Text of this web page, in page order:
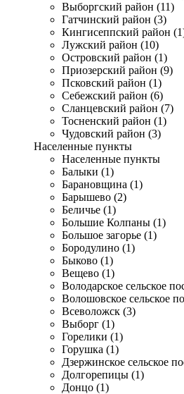
Выборгский район (11)
Гатчинский район (3)
Кингисеппский район
Лужский район (10)
Островский район (1)
Приозерский район (9)
Псковский район (1)
Себежский район (6)
Сланцевский район (7)
Тосненский район (1)
Чудовский район (3)
Населенные пункты
Населенные пункты
Балыки (1)
Барановщина (1)
Барышево (2)
Беличье (1)
Большие Колпаны (1)
Большое загорье (1)
Бородулино (1)
Быково (1)
Вещево (1)
Володарское сельское
Волошовское сельское
Всеволожск (3)
Выборг (1)
Горелики (1)
Горушка (1)
Дзержинское сельское
Долгорепицы (1)
Донцо (1)